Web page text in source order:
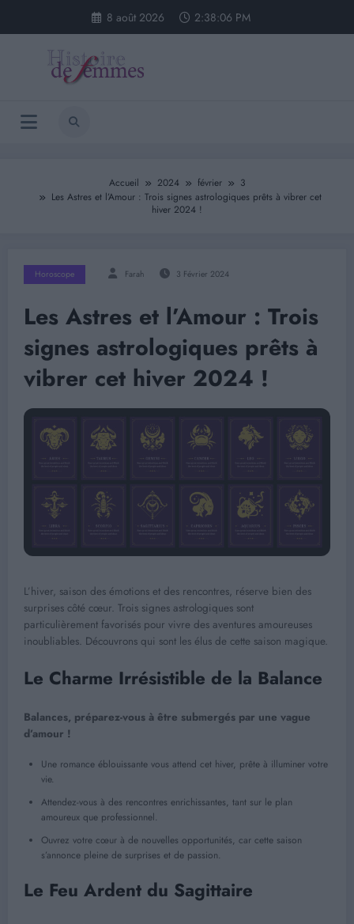
contenu
8 août 2026 2:38:06 PM
Accueil 2024 février
3
Les Astres et l’Amour : Trois signes astrologiques prêts à vibrer cet
hiver 2024 !
Horoscope Farah 3 Février 2024
Les Astres et l’Amour : Trois
signes astrologiques prêts à
vibrer cet hiver 2024 !
L’hiver, saison des émotions et des rencontres, réserve bien des
surprises côté cœur. Trois signes astrologiques sont
particulièrement favorisés pour vivre des aventures amoureuses
inoubliables. Découvrons qui sont les élus de cette saison magique.
Le Charme Irrésistible de la Balance
Balances, préparez-vous à être submergés par une vague
d’amour !
Une romance éblouissante vous attend cet hiver, prête à illuminer votre
vie.
Attendez-vous à des rencontres enrichissantes, tant sur le plan
amoureux que professionnel.
Ouvrez votre cœur à de nouvelles opportunités, car cette saison
s’annonce pleine de surprises et de passion.
Le Feu Ardent du Sagittaire